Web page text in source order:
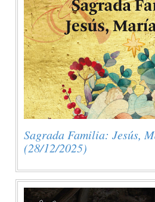
Sagrada Familia: Jesús,
(28/12/2025)